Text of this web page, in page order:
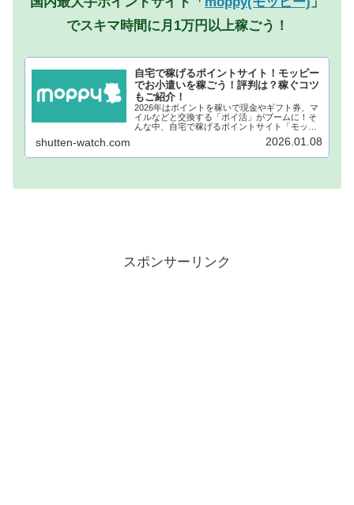
でスキマ時間に月1万円以上稼ごう！
自宅で稼げるポイントサイト！モッピー
でお小遣いを稼ごう！評判は？稼ぐコツ
もご紹介！
2026年はポイントを稼いで現金やギフト券、マ
イルなどと交換する「ポイ活」がブームに！そ
んな中、自宅で稼げるポイントサイト「モッピ
ー」が注目されています！モッピーに登録し、
自宅でポイントを稼げば、あなたも月1万円稼ぐ
shutten-watch.com 2026.01.08
スポンサーリンク